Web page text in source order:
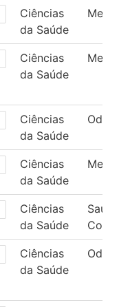
Ciências
da Saúde
Ciências
da Saúde
Ciências
da Saúde
Ciências
da Saúde
Ciências
da Saúde
Saúde
Ciências
da Saúde